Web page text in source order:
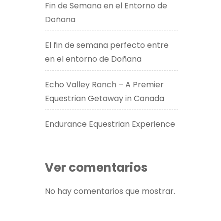
Fin de Semana en el Entorno de
Doñana
El fin de semana perfecto entre
en el entorno de Doñana
Echo Valley Ranch – A Premier
Equestrian Getaway in Canada​
Endurance Equestrian Experience
Ver comentarios
No hay comentarios que mostrar.